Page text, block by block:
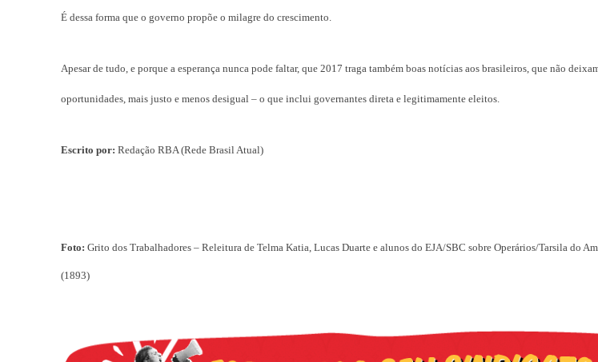
É dessa forma que o governo propõe o milagre do crescimento.
Apesar de tudo, e porque a esperança nunca pode faltar, que 2017 traga também boas notícias aos brasileiros, que não
oportunidades, mais justo e menos desigual – o que inclui governantes direta e legitimamente eleitos.
Escrito por: Redação RBA (Rede Brasil Atual)
Foto: Grito dos Trabalhadores – Releitura de Telma Katia, Lucas Duarte e alunos do EJA/SBC sobre Operários/Tarsila do
(1893)